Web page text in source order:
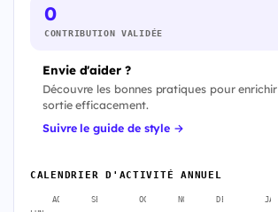
0
CONTRIBUTION VALIDÉE
Envie d'aider ?
Découvre les bonnes pratiques pour
sortie efficacement.
Suivre le guide de style →
CALENDRIER D'ACTIVITÉ ANNUEL
AOÛT SEPT. OCT. NOV. DÉC.